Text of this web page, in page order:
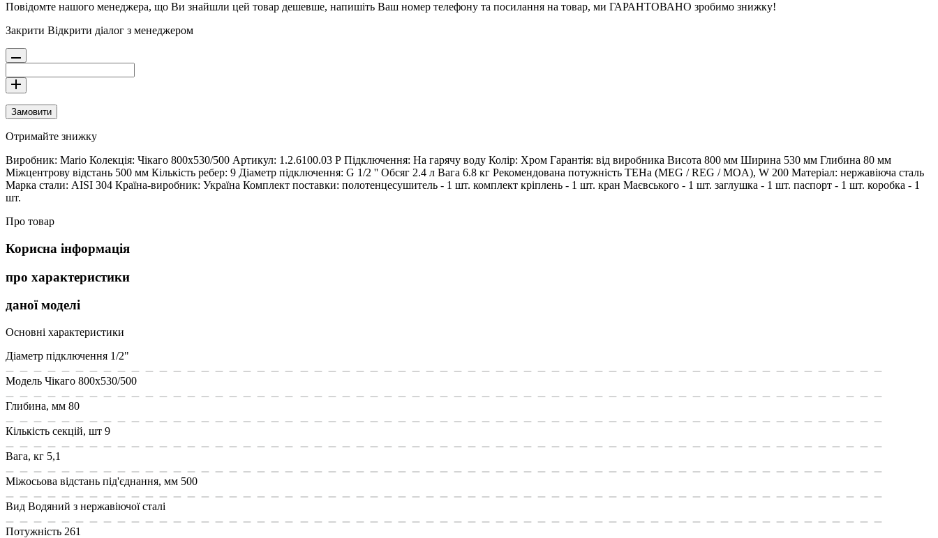
Повідомте нашого менеджера, що Ви знайшли цей товар дешевше, напишіть Ваш номер телефону та посилання на товар, ми ГАРАНТОВАНО зробимо знижку!
Закрити Відкрити діалог з менеджером
Замовити
Отримайте знижку
Виробник: Mario Колекція: Чікаго 800х530/500 Артикул: 1.2.6100.03 Р Підключення: На гарячу воду Колір: Хром Гарантія: від виробника Висота 800 мм Ширина 530 мм Глибина 80 мм
Міжцентрову відстань 500 мм Кількість ребер: 9 Діаметр підключення: G 1/2 '' Обсяг 2.4 л Вага 6.8 кг Рекомендована потужність ТЕНа (MEG / REG / MOA), W 200 Матеріал: нержавіюча сталь
Марка стали: AISI 304 Країна-виробник: Україна Комплект поставки: полотенцесушитель - 1 шт. комплект кріплень - 1 шт. кран Маєвського - 1 шт. заглушка - 1 шт. паспорт - 1 шт. коробка - 1
шт.
Про товар
Корисна інформація
про характеристики
даної моделі
Основні характеристики
Діаметр підключення 1/2"
Модель Чікаго 800х530/500
Глибина, мм 80
Кількість секцій, шт 9
Вага, кг 5,1
Міжосьова відстань під'єднання, мм 500
Вид Водяний з нержавіючої сталі
Потужність 261